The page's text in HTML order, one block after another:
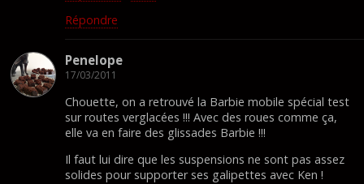
Répondre
Penelope
17/03/2011
Chouette, on a retrouvé la Barbie mobile spécial test
sur routes verglacées !!! Avec des roues comme ça,
elle va en faire des glissades Barbie !!!
Il faut lui dire que les suspensions ne sont pas assez
solides pour supporter ses galipettes avec Ken !